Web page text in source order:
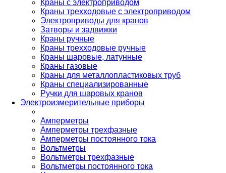
Краны с электроприводом
Краны трехходовые с электроприводом
Электроприводы для кранов
Затворы и задвижки
Краны ручные
Краны трехходовые ручные
Краны шаровые, латунные
Краны газовые
Краны для металлопластиковых труб
Краны специализированные
Ручки для шаровых кранов
Электроизмерительные приборы
Амперметры
Амперметры трехфазные
Амперметры постоянного тока
Вольтметры
Вольтметры трехфазные
Вольтметры постоянного тока